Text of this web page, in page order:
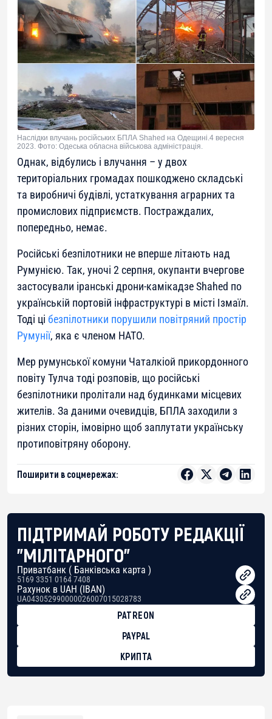
Наслідки влучань російських БПЛА Shahed на Одещині.4 вересня
2023. Фото: Одеська обласна військова адміністрація.
Однак, відбулись і влучання – у двох
територіальних громадах пошкоджено складські
та виробничі будівлі, устаткування аграрних та
промислових підприємств. Постраждалих,
попередньо, немає.
Російські безпілотники не вперше літають над
Румунією. Так, уночі 2 серпня, окупанти вчергове
застосували іранські дрони-камікадзе Shahed по
українській портовій інфраструктурі в місті Ізмаїл.
Тоді ці безпілотники порушили повітряний простір
Румунії, яка є членом НАТО.
Мер румунської комуни Чаталкіой прикордонного
повіту Тулча тоді розповів, що російські
безпілотники пролітали над будинками місцевих
жителів. За даними очевидців, БПЛА заходили з
різних сторін, імовірно щоб заплутати українську
протиповітряну оборону.
Поширити в соцмережах:
ПІДТРИМАЙ РОБОТУ РЕДАКЦІЇ
"МІЛІТАРНОГО"
Приватбанк ( Банківська карта )
5169 3351 0164 7408
Рахунок в UAH (IBAN)
UA043052990000026007015028783
PATREON
PAYPAL
КРИПТА